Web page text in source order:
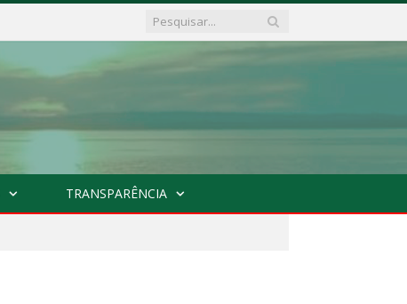
TRANSPARÊNCIA